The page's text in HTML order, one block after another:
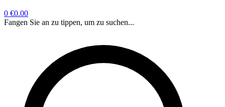
0 €0.00
Fangen Sie an zu tippen, um zu suchen...